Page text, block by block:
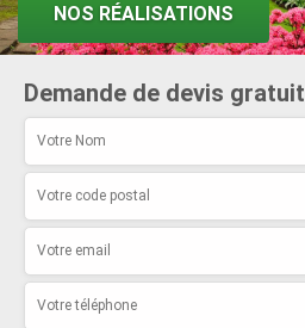
NOS RÉALISATIONS
Demande de devis gratuit